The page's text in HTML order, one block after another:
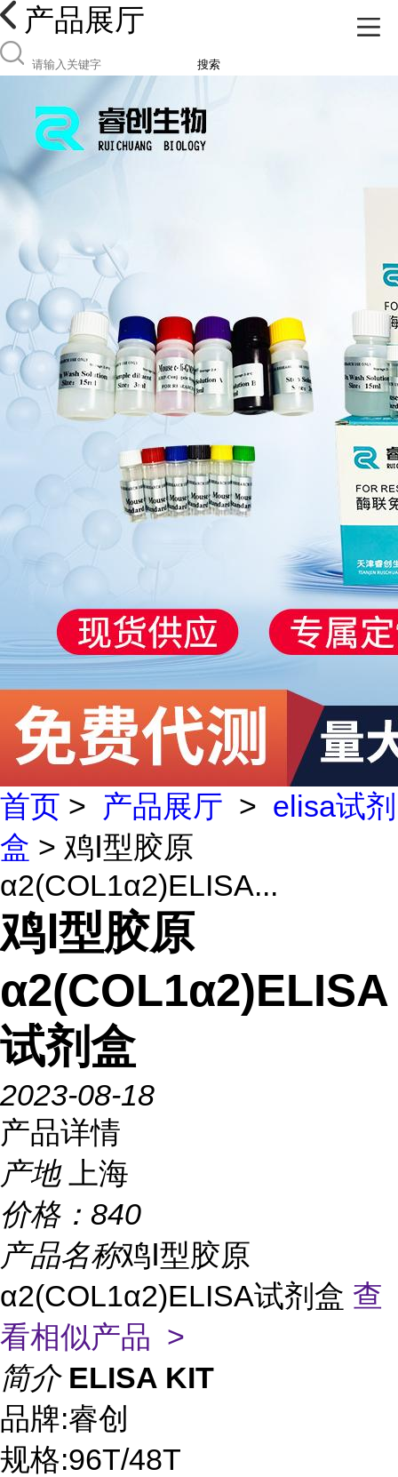
产品展厅
搜索
首页 > 产品展厅 > elisa试剂
盒 > 鸡Ⅰ型胶原
α2(COL1α2)ELISA...
鸡Ⅰ型胶原
α2(COL1α2)ELISA
试剂盒
2023-08-18
产品详情
产地
上海
价格： 840
产品名称鸡Ⅰ型胶原
α2(COL1α2)ELISA试剂盒 查
看相似产品 >
简介 ELISA KIT
品牌:睿创
规格:96T/48T